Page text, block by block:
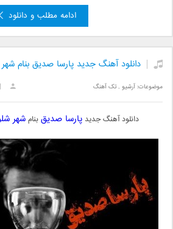
ادامه مطلب و دانلود
دانلود آهنگ جدید پارسا صدیق بنام
موضوعات:آرشیو ,تک آهنگ
دانلود آهنگ جدیدپارسا صدیقبنامشهر